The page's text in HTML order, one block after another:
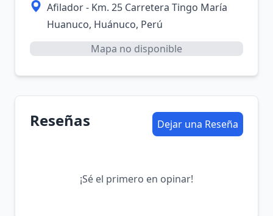
Afilador - Km. 25 Carretera Tingo María
Huanuco, Huánuco, Perú
Mapa no disponible
Reseñas Dejar una Reseña
¡Sé el primero en opinar!